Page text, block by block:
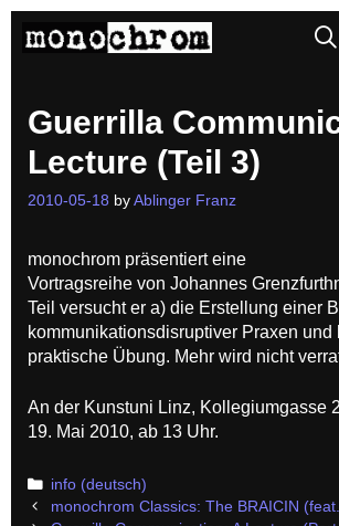
Guerrilla
Lecture (Teil 3)
2010-05-18 by Ablinger Franz
monochrom präsentiert eine
Vortragsreihe von Johannes
Teil versucht er a) die Erstellung einer
kommunikationsdisruptiver Praxen und
praktische Übung. Mehr wird nicht
An der Kunstuni Linz, Kollegiumgasse
19. Mai 2010, ab 13 Uhr.
Categories
info (deutsch)
Postmonochrom Classics: The BRAICIN